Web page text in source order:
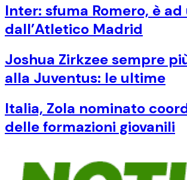
Inter: sfuma Romero, è ad
dall’Atletico Madrid
Joshua Zirkzee sempre
alla Juventus: le ultime
Italia, Zola nominato
delle formazioni giovanili